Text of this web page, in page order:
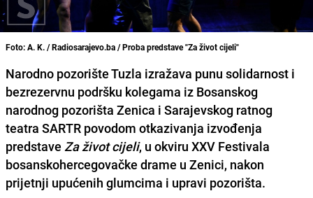
Foto: A. K. / Radiosarajevo.ba / Proba predstave "Za život cijeli"
Narodno pozorište Tuzla izražava punu solidarnost i
bezrezervnu podršku kolegama iz Bosanskog
narodnog pozorišta Zenica i Sarajevskog ratnog
teatra SARTR povodom otkazivanja izvođenja
predstave Za život cijeli, u okviru XXV Festivala
bosanskohercegovačke drame u Zenici, nakon
prijetnji upućenih glumcima i upravi pozorišta.